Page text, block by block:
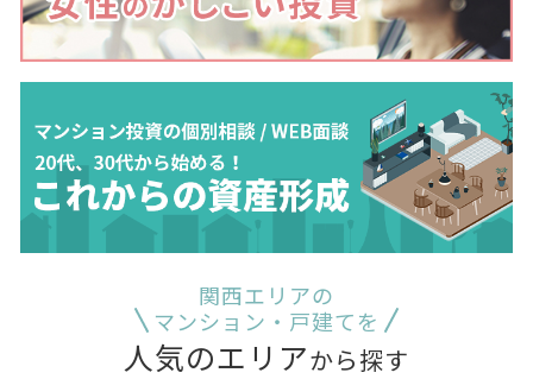
関西エリアの
マンション・戸建てを
人気のエリアから探す